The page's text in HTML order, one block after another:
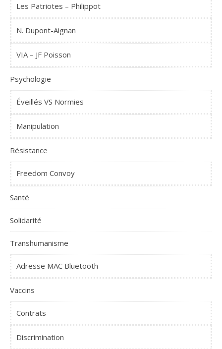
Les Patriotes – Philippot
N. Dupont-Aignan
VIA – JF Poisson
Psychologie
Éveillés VS Normies
Manipulation
Résistance
Freedom Convoy
Santé
Solidarité
Transhumanisme
Adresse MAC Bluetooth
Vaccins
Contrats
Discrimination